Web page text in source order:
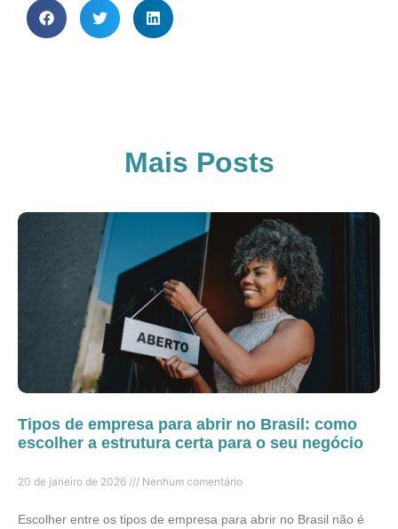
Mais Posts
Tipos de empresa para abrir no Brasil: como
escolher a estrutura certa para o seu negócio
20 de janeiro de 2026 Nenhum comentário
Escolher entre os tipos de empresa para abrir no Brasil não é